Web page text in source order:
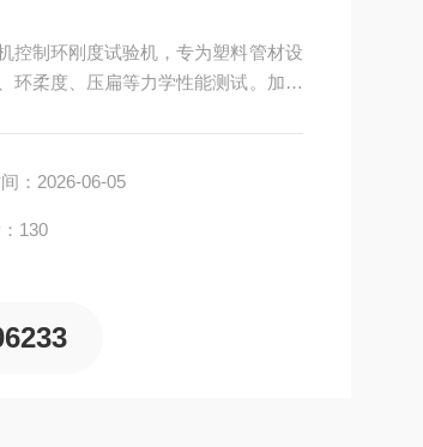
控制环刚度试验机，专为塑料管材设
环柔度、压扁等力学性能测试。加高
：2026-06-05
130